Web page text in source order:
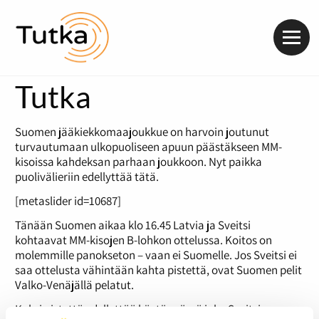
Tutka
Suomen jääkiekkomaajoukkue on harvoin joutunut
turvautumaan ulkopuoliseen apuun päästäkseen MM-
kisoissa kahdeksan parhaan joukkoon. Nyt paikka
puolivälieriin edellyttää tätä.
[metaslider id=10687]
Tänään Suomen aikaa klo 16.45 Latvia ja Sveitsi
kohtaavat MM-kisojen B-lohkon ottelussa. Koitos on
molemmille panokseton – vaan ei Suomelle. Jos Sveitsi ei
saa ottelusta vähintään kahta pistettä, ovat Suomen pelit
Valko-Venäjällä pelatut.
Kaksi pistettä edellyttää käytännössä joko Sveitsin